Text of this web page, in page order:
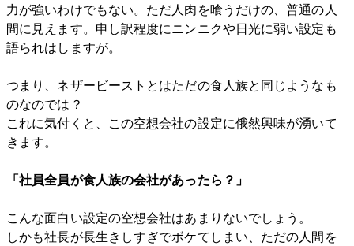
力が強いわけでもない。ただ人肉を喰うだけの、普通の人
間に見えます。申し訳程度にニンニクや日光に弱い設定も
語られはしますが。
つまり、ネザービーストとはただの食人族と同じようなも
のなのでは？
これに気付くと、この空想会社の設定に俄然興味が湧いて
きます。
「社員全員が食人族の会社があったら？」
こんな面白い設定の空想会社はあまりないでしょう。
しかも社長が長生きしすぎでボケてしまい、ただの人間を